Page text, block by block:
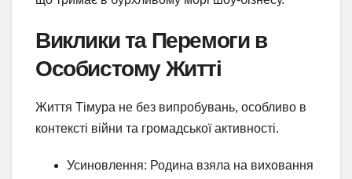
Виклики та Перемоги в
Особистому Житті
Життя Тімура не без випробувань, особливо в
контексті війни та громадської активності.
Усиновлення: Родина взяла на виховання